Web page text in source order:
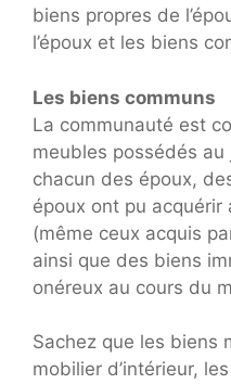
biens propres de
l’époux et les biens
Les biens communs
La communauté est
meubles possédés
chacun des époux,
époux ont pu acquérir
(même ceux acquis
ainsi que des biens
onéreux au cours du
Sachez que les biens
mobilier d’intérieur,